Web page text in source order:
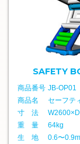
SAFETY
商品番号 JB-OP01
商品名
セーフテ
寸 法
重 量
64kg
生 地
0.6〜